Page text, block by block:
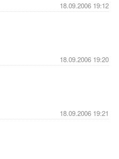
18.09.2006 19:12
18.09.2006 19:20
18.09.2006 19:21